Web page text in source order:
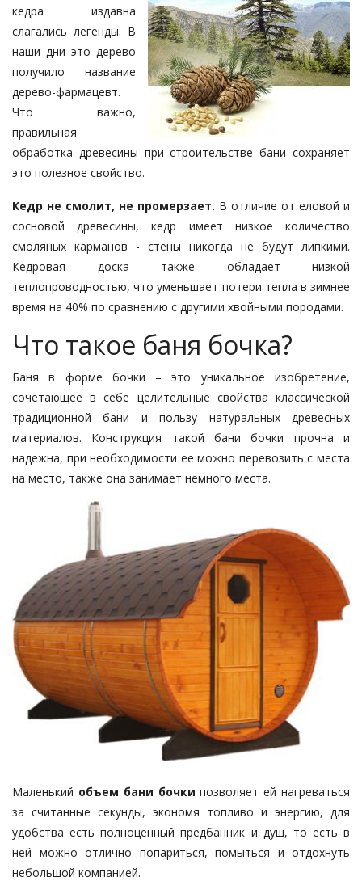
кедра издавна
слагались легенды. В
наши дни это дерево
получило название
дерево-фармацевт.
Что важно,
правильная
обработка древесины при строительстве бани сохраняет
это полезное свойство.
Кедр не смолит, не промерзает. В отличие от еловой и
сосновой древесины, кедр имеет низкое количество
смоляных карманов - стены никогда не будут липкими.
Кедровая доска также обладает низкой
теплопроводностью, что уменьшает потери тепла в зимнее
время на 40% по сравнению с другими хвойными породами.
Что такое баня бочка?
Баня в форме бочки – это уникальное изобретение,
сочетающее в себе целительные свойства классической
традиционной бани и пользу натуральных древесных
материалов. Конструкция такой бани бочки прочна и
надежна, при необходимости ее можно перевозить с места
на место, также она занимает немного места.
Маленький объем бани бочкипозволяет ей нагреваться
за считанные секунды, экономя топливо и энергию, для
удобства есть полноценный предбанник и душ, то есть в
ней можно отлично попариться, помыться и отдохнуть
небольшой компанией.